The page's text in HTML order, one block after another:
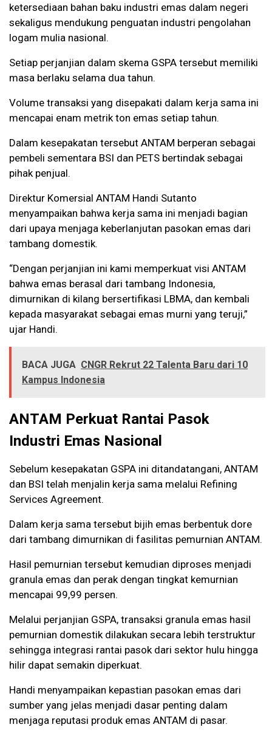
ketersediaan bahan baku industri emas dalam negeri
sekaligus mendukung penguatan industri pengolahan
logam mulia nasional.
Setiap perjanjian dalam skema GSPA tersebut memiliki
masa berlaku selama dua tahun.
Volume transaksi yang disepakati dalam kerja sama ini
mencapai enam metrik ton emas setiap tahun.
Dalam kesepakatan tersebut ANTAM berperan sebagai
pembeli sementara BSI dan PETS bertindak sebagai
pihak penjual.
Direktur Komersial ANTAM Handi Sutanto
menyampaikan bahwa kerja sama ini menjadi bagian
dari upaya menjaga keberlanjutan pasokan emas dari
tambang domestik.
“Dengan perjanjian ini kami memperkuat visi ANTAM
bahwa emas berasal dari tambang Indonesia,
dimurnikan di kilang bersertifikasi LBMA, dan kembali
kepada masyarakat sebagai emas murni yang teruji,”
ujar Handi.
BACA JUGA CNGR Rekrut 22 Talenta Baru dari 10
Kampus Indonesia
ANTAM Perkuat Rantai Pasok
Industri Emas Nasional
Sebelum kesepakatan GSPA ini ditandatangani, ANTAM
dan BSI telah menjalin kerja sama melalui Refining
Services Agreement.
Dalam kerja sama tersebut bijih emas berbentuk dore
dari tambang dimurnikan di fasilitas pemurnian ANTAM.
Hasil pemurnian tersebut kemudian diproses menjadi
granula emas dan perak dengan tingkat kemurnian
mencapai 99,99 persen.
Melalui perjanjian GSPA, transaksi granula emas hasil
pemurnian domestik dilakukan secara lebih terstruktur
sehingga integrasi rantai pasok dari sektor hulu hingga
hilir dapat semakin diperkuat.
Handi menyampaikan kepastian pasokan emas dari
sumber yang jelas menjadi dasar penting dalam
menjaga reputasi produk emas ANTAM di pasar.